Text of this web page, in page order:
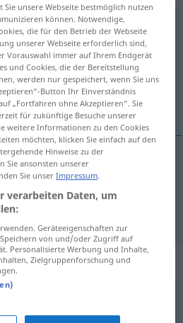
anklicken/antippen)
"abstürzen"
unsere Webseite bestmöglich nutzen
können. Notwendige,
die für den Betrieb der Webseite
unserer Webseite erforderlich sind,
Vorauswahl immer auf Ihrem Endgerät
und Cookies, die der Bereitstellung
werden nur gespeichert, wenn Sie uns
Button Ihr Einverständnis
„Fortfahren ohne Akzeptieren“. Sie
für zukünftige Besuche unserer
weitere Informationen zu den Cookies
möchten, klicken Sie einfach auf den
Hinweise zu der
Sie ansonsten unserer
Sie unserImpressum.
verarbeiten Daten, um
Geräteeigenschaften zur
von und/oder Zugriff auf
Personalisierte Werbung und Inhalte,
Zielgruppenforschung und